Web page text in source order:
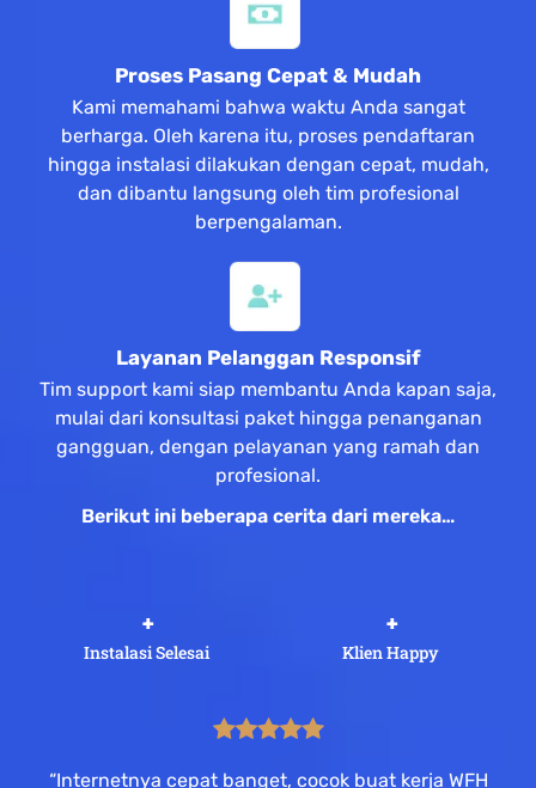
Proses Pasang Cepat & Mudah
Kami memahami bahwa waktu Anda sangat
berharga. Oleh karena itu, proses pendaftaran
hingga instalasi dilakukan dengan cepat, mudah,
dan dibantu langsung oleh tim profesional
berpengalaman.
Layanan Pelanggan Responsif
Tim support kami siap membantu Anda kapan saja,
mulai dari konsultasi paket hingga penanganan
gangguan, dengan pelayanan yang ramah dan
profesional.
Berikut ini beberapa cerita dari mereka…
Instalasi Selesai
+
Klien Happy
+
“Internetnya cepat banget, cocok buat kerja WFH